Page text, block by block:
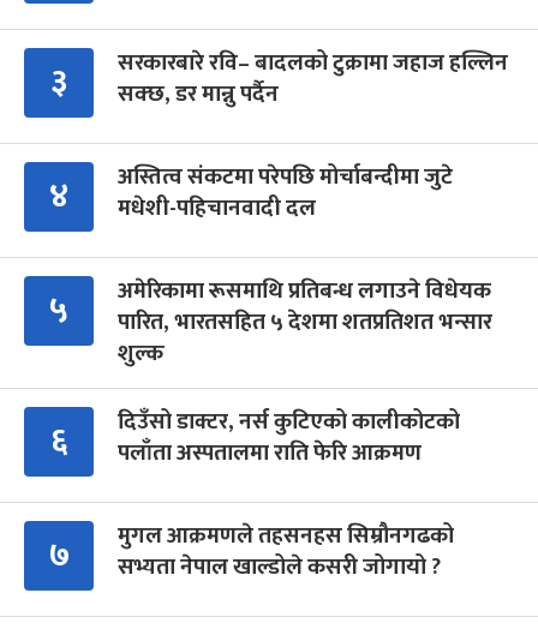
३
सरकारबारे रवि– बादलको टुक्रामा जहाज हल्लिन
सक्छ, डर मान्नु पर्दैन
४
अस्तित्व संकटमा परेपछि मोर्चाबन्दीमा जुटे
मधेशी-पहिचानवादी दल
५
अमेरिकामा रूसमाथि प्रतिबन्ध लगाउने विधेयक
पारित, भारतसहित ५ देशमा शतप्रतिशत भन्सार
शुल्क
६
दिउँसो डाक्टर, नर्स कुटिएको कालीकोटको
पलाँता अस्पतालमा राति फेरि आक्रमण
७
मुगल आक्रमणले तहसनहस सिम्रौनगढको
सभ्यता नेपाल खाल्डोले कसरी जोगायो ?